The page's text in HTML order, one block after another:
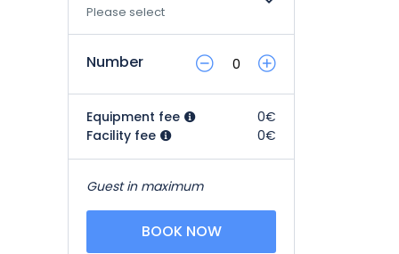
Please select
Number
Equipment fee
0€
Facility fee
0€
Guest in maximum
BOOK NOW